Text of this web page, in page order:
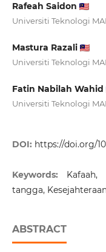
Rafeah Saidon
Universiti Teknologi
Mastura Razali
Universiti Teknologi
Fatin Nabilah Wahid
Universiti Teknologi
DOI: https://doi.org/
Keywords:
tangga,
ABSTRACT